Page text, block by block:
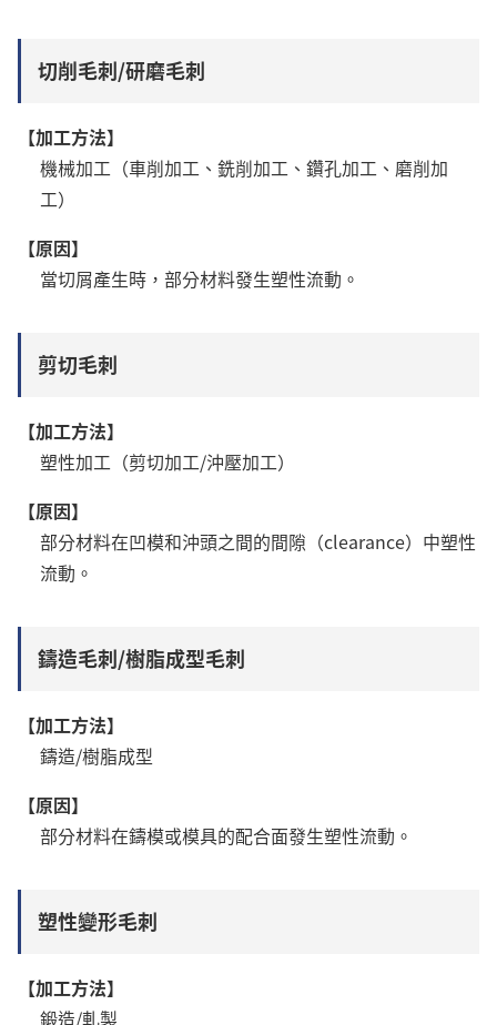
切削毛刺/研磨毛刺
【加工方法】
機械加工（車削加工、銑削加工、鑽孔加工、磨削加
工）
【原因】
當切屑產生時，部分材料發生塑性流動。
剪切毛刺
【加工方法】
塑性加工（剪切加工/沖壓加工）
【原因】
部分材料在凹模和沖頭之間的間隙（clearance）中塑性
流動。
鑄造毛刺/樹脂成型毛刺
【加工方法】
鑄造/樹脂成型
【原因】
部分材料在鑄模或模具的配合面發生塑性流動。
塑性變形毛刺
【加工方法】
鍛造/軋製